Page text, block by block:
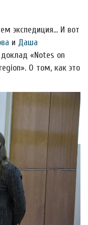
экспедиция… И вот
и Даша
«Notes on
О том, как это